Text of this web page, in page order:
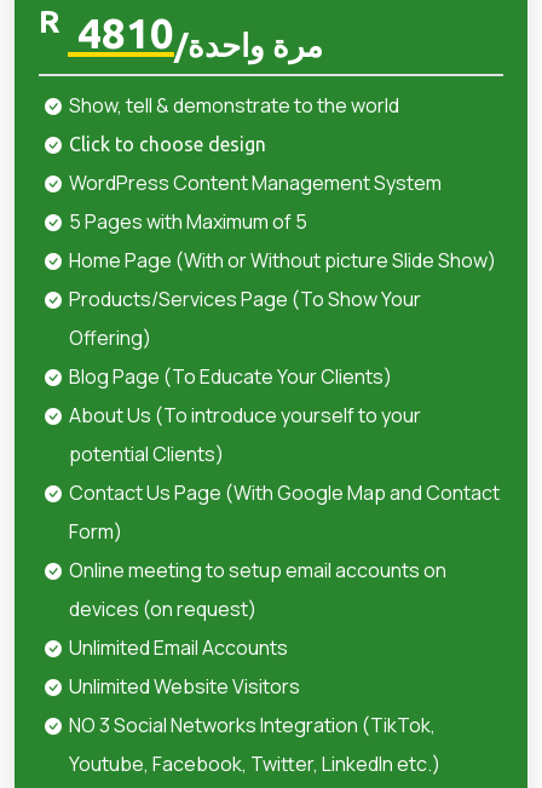
R 4810 /مرة واحدة
Show, tell & demonstrate to the world
Click to choose design
WordPress Content Management System
5 Pages with Maximum of 5
Home Page (With or Without picture Slide Show)
Products/Services Page (To Show Your
Offering)
Blog Page (To Educate Your Clients)
About Us (To introduce yourself to your
potential Clients)
Contact Us Page (With Google Map and Contact
Form)
Online meeting to setup email accounts on
devices (on request)
Unlimited Email Accounts
Unlimited Website Visitors
NO 3 Social Networks Integration (TikTok,
Youtube, Facebook, Twitter, LinkedIn etc.)